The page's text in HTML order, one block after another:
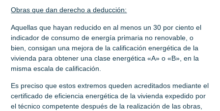
Obras que dan derecho a deducción:
Aquellas que hayan reducido en al menos un 30 por ciento el
indicador de consumo de energía primaria no renovable, o
bien, consigan una mejora de la calificación energética de la
vivienda para obtener una clase energética «A» o «B», en la
misma escala de calificación.
Es preciso que estos extremos queden acreditados mediante el
certificado de eficiencia energética de la vivienda expedido por
el técnico competente después de la realización de las obras,